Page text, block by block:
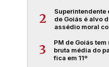
2
de Goiás é alvo
assédio moral
3
PM de Goiás
bruta média do
fica em 11º